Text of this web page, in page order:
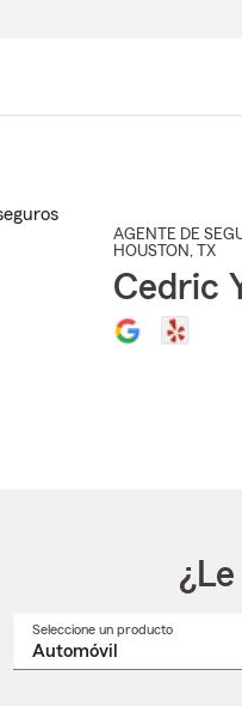
AGENTE DE
HOUSTON , TX
Cedric
Seleccione un productoSeleccione